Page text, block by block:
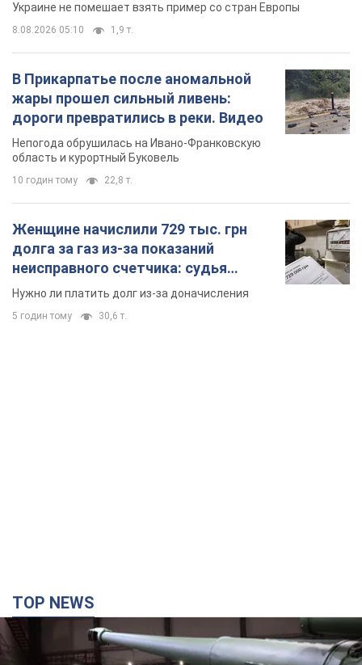
Украине не помешает взять пример со стран Европы
8.08.2026 05:10 1,9 т.
В Прикарпатье после аномальной
жары прошел сильный ливень:
дороги превратились в реки. Видео
Непогода обрушилась на Ивано-Франковскую
область и курортный Буковель
10 годин тому 22,8 т.
Женщине начислили 729 тыс. грн
долга за газ из-за показаний
неисправного счетчика: судья
вынес неожиданное решение
Нужно ли платить долг из-за доначисления
5 годин тому 30,6 т.
TOP NEWS